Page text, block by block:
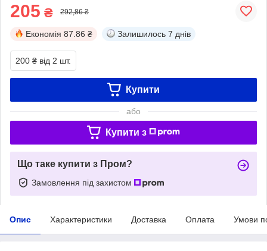
205 ₴ 292,86 ₴
Економія 87.86 ₴ Залишилось 7 днів
200 ₴ від 2 шт.
Купити
або
Купити з
Що таке купити з Пром?
Замовлення під захистом
Опис Характеристики Доставка Оплата Умови